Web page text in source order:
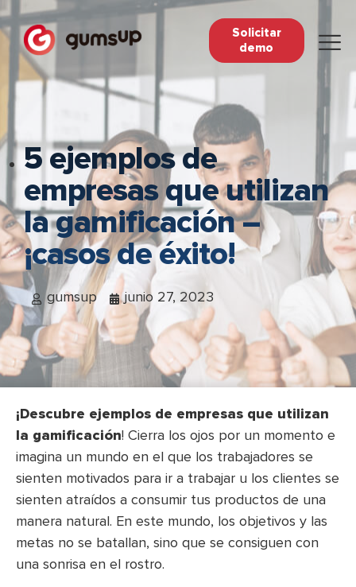
Solicitar
demo
5 ejemplos de
empresas que utilizan
la gamificación –
¡casos de éxito!
gumsup junio 27, 2023
¡Descubre ejemplos de empresas que utilizan
la gamificación! Cierra los ojos por un momento e
imagina un mundo en el que los trabajadores se
sienten motivados para ir a trabajar u los clientes se
sienten atraídos a consumir tus productos de una
manera natural. En este mundo, los objetivos y las
metas no se batallan, sino que se consiguen con
una sonrisa en el rostro.